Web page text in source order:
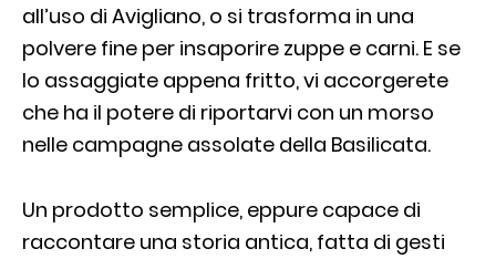
all’uso di Avigliano, o si trasforma in una
polvere fine per insaporire zuppe e carni. E se
lo assaggiate appena fritto, vi accorgerete
che ha il potere di riportarvi con un morso
nelle campagne assolate della Basilicata.
Un prodotto semplice, eppure capace di
raccontare una storia antica, fatta di gesti